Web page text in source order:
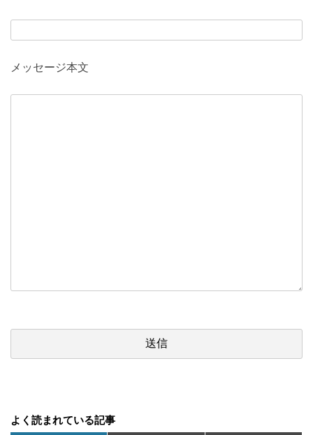
メッセージ本文
よく読まれている記事